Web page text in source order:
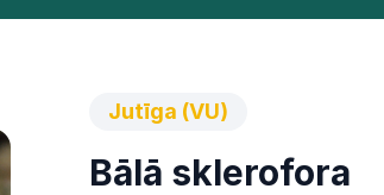
Jutīga (VU)
Bālā sklerofora